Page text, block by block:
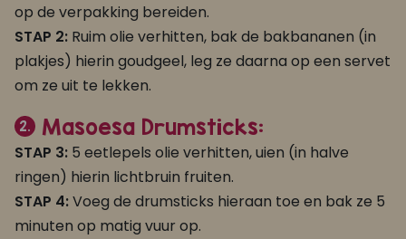
op de verpakking bereiden.
STAP 2: Ruim olie verhitten, bak de bakbananen (in
plakjes) hierin goudgeel, leg ze daarna op een servet
om ze uit te lekken.
2. Masoesa Drumsticks:
STAP 3: 5 eetlepels olie verhitten, uien (in halve
ringen) hierin lichtbruin fruiten.
STAP 4:Voeg de drumsticks hieraan toe en bak ze 5
minuten op matig vuur op.